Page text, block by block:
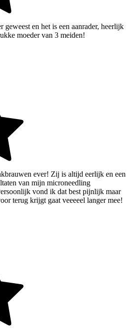
geweest en het is een aanrader, heerlijk
moeder van 3 meiden!
ever! Zij is altijd eerlijk en een
van mijn microneedling
vond ik dat best pijnlijk maar
terug krijgt gaat veeeeel langer mee!